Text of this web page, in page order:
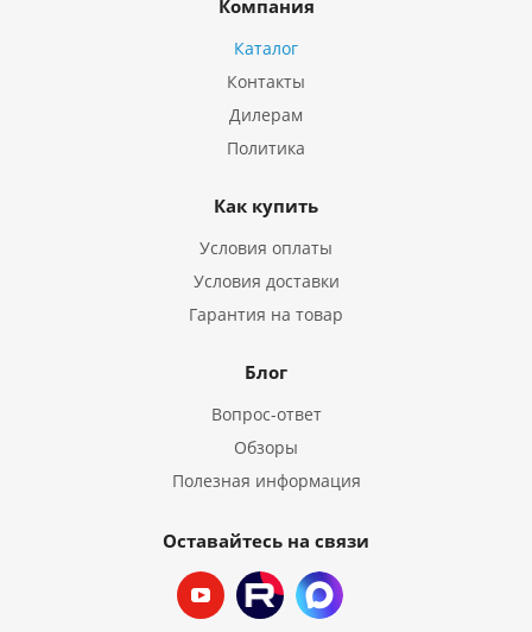
Компания
Каталог
Контакты
Дилерам
Политика
Как купить
Условия оплаты
Условия доставки
Гарантия на товар
Блог
Вопрос-ответ
Обзоры
Полезная информация
Оставайтесь на связи